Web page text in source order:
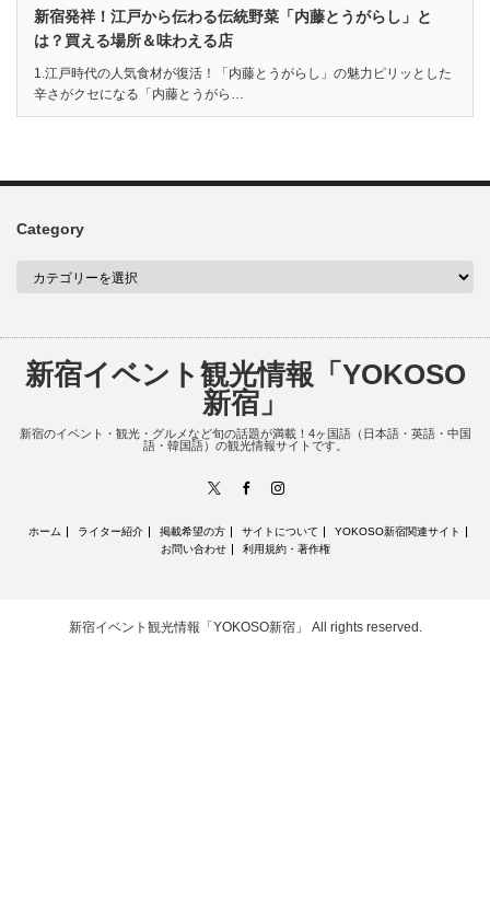
新宿発祥！江戸から伝わる伝統野菜「内藤とうがらし」と
は？買える場所＆味わえる店
1.江戸時代の人気食材が復活！「内藤とうがらし」の魅力ピリッとした
辛さがクセになる「内藤とうがら…
Category
新宿イベント観光情報「YOKOSO
新宿」
新宿のイベント・観光・グルメなど旬の話題が満載！4ヶ国語（日本語・英語・中国
語・韓国語）の観光情報サイトです。
Facebook
ホーム ライター紹介 掲載希望の方 サイトについて
YOKOSO新宿関連サイト
お問い合わせ
利用規約・著作権
新宿イベント観光情報「YOKOSO新宿」 All rights reserved.